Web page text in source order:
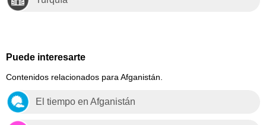
Puede interesarte
Contenidos relacionados para Afganistán.
El tiempo en Afganistán